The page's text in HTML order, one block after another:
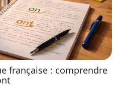
française : comprendre